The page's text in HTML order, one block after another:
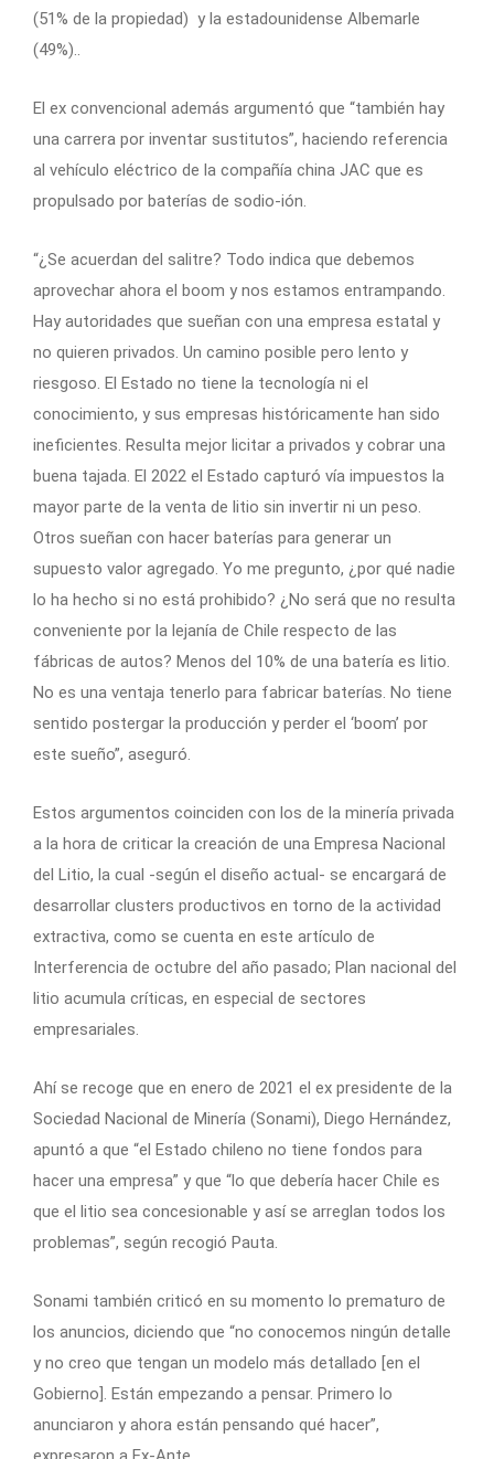
(51% de la propiedad) y la estadounidense Albemarle
(49%)..
El ex convencional además argumentó que “también hay
una carrera por inventar sustitutos”, haciendo referencia
al vehículo eléctrico de la compañía china JAC que es
propulsado por baterías de sodio-ión.
“¿Se acuerdan del salitre? Todo indica que debemos
aprovechar ahora el boom y nos estamos entrampando.
Hay autoridades que sueñan con una empresa estatal y
no quieren privados. Un camino posible pero lento y
riesgoso. El Estado no tiene la tecnología ni el
conocimiento, y sus empresas históricamente han sido
ineficientes. Resulta mejor licitar a privados y cobrar una
buena tajada. El 2022 el Estado capturó vía impuestos la
mayor parte de la venta de litio sin invertir ni un peso.
Otros sueñan con hacer baterías para generar un
supuesto valor agregado. Yo me pregunto, ¿por qué nadie
lo ha hecho si no está prohibido? ¿No será que no resulta
conveniente por la lejanía de Chile respecto de las
fábricas de autos? Menos del 10% de una batería es litio.
No es una ventaja tenerlo para fabricar baterías. No tiene
sentido postergar la producción y perder el ‘boom’ por
este sueño”, aseguró.
Estos argumentos coinciden con los de la minería privada
a la hora de criticar la creación de una Empresa Nacional
del Litio, la cual -según el diseño actual- se encargará de
desarrollar clusters productivos en torno de la actividad
extractiva, como se cuenta en este artículo de
Interferencia de octubre del año pasado; Plan nacional del
litio acumula críticas, en especial de sectores
empresariales.
Ahí se recoge que en enero de 2021 el ex presidente de la
Sociedad Nacional de Minería (Sonami), Diego Hernández,
apuntó a que “el Estado chileno no tiene fondos para
hacer una empresa” y que “lo que debería hacer Chile es
que el litio sea concesionable y así se arreglan todos los
problemas”, según recogió Pauta.
Sonami también criticó en su momento lo prematuro de
los anuncios, diciendo que “no conocemos ningún detalle
y no creo que tengan un modelo más detallado [en el
Gobierno]. Están empezando a pensar. Primero lo
anunciaron y ahora están pensando qué hacer”,